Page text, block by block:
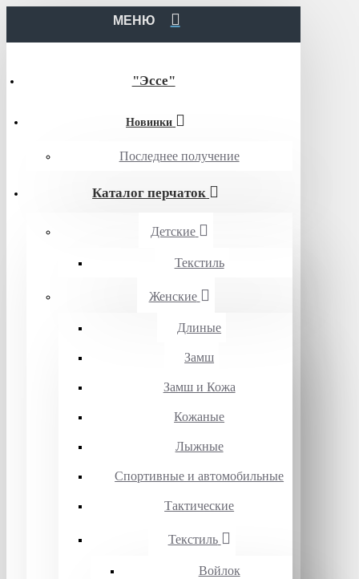
МЕНЮ
"Эссе"
Новинки
Последнее получение
Каталог перчаток
Детские
Текстиль
Женские
Длиные
Замш
Замш и Кожа
Кожаные
Лыжные
Спортивные и автомобильные
Тактические
Текстиль
Войлок